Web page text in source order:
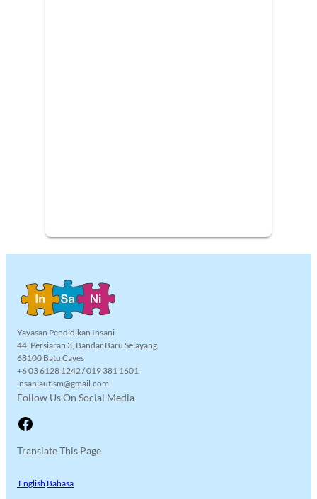
Yayasan Pendidikan Insani
44, Persiaran 3, Bandar Baru Selayang,
68100 Batu Caves
+6 03 6128 1242 / 019 381 1601
insaniautism@gmail.com
Follow Us On Social Media
Facebook
Translate This Page
English Bahasa